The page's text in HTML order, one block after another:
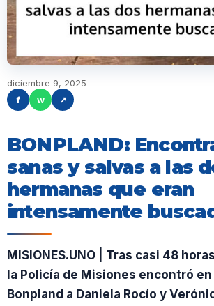
diciembre 9, 2025
f
w ↗
BONPLAND:
sanas y salvas a las
hermanas que eran
intensamente
MISIONES.UNO | Tras casi 48
la Policía de Misiones encontró
Bonpland a Daniela Rocío y